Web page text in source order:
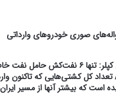
صوری خودروهای وارداتی
شرکت ردیابی کشتیرانی کپلر: تنها ۶ نفت‌کش
کل کشتی‌هایی که تاکنون